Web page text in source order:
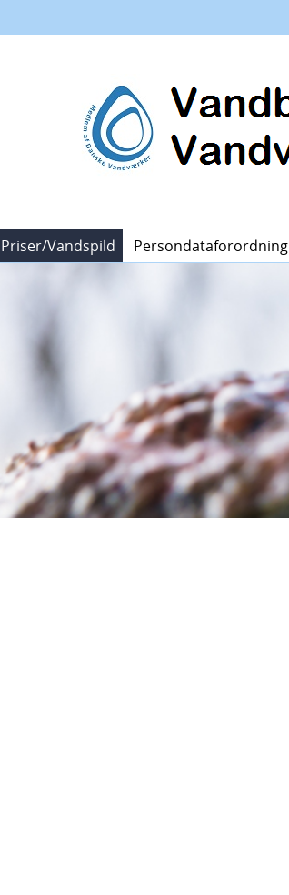
Priser/vandspild Persondataforordning